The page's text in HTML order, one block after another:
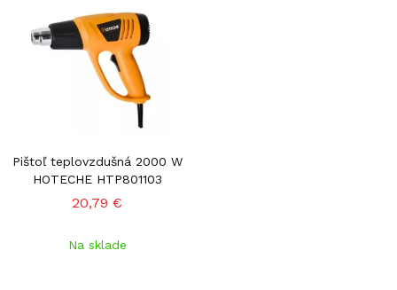
Pištoľ teplovzdušná 2000 W
HOTECHE HTP801103
20,79 €
Na sklade